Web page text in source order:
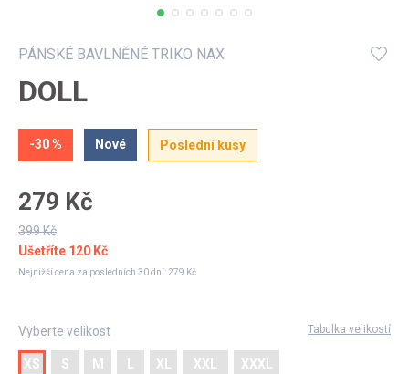
PÁNSKÉ BAVLNĚNÉ TRIKO NAX
DOLL
-30 % Nové Poslední kusy
279 Kč
399 Kč
Ušetříte 120 Kč
Nejnižší cena za posledních 30 dní:279 Kč
Vyberte velikost Tabulka velikostí
XS S M XL XXL XXXL